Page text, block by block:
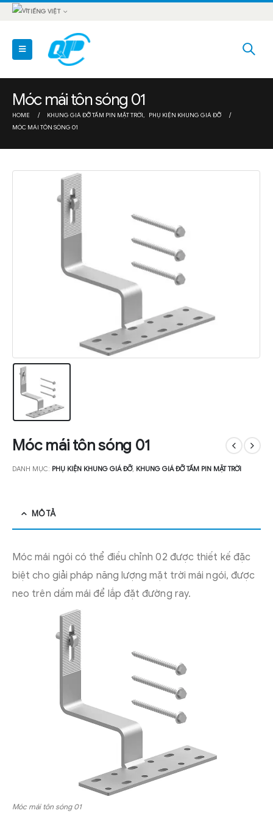
TIẾNG VIỆT
Móc mái tôn sóng 01
HOME KHUNG GIÁ ĐỠ TẤM PIN MẶT TRỜI,
PHỤ KIỆN KHUNG GIÁ ĐỠ
MÓC MÁI TÔN SÓNG 01
Móc mái tôn sóng 01
DANH MỤC: PHỤ KIỆN KHUNG GIÁ ĐỠ, KHUNG GIÁ ĐỠ TẤM PIN MẶT TRỜI
MÔ TẢ
Móc mái ngói có thể điều chỉnh 02 được thiết kế đặc
biệt cho giải pháp năng lượng mặt trời mái ngói, được
neo trên dầm mái để lắp đặt đường ray.
Móc mái tôn sóng 01